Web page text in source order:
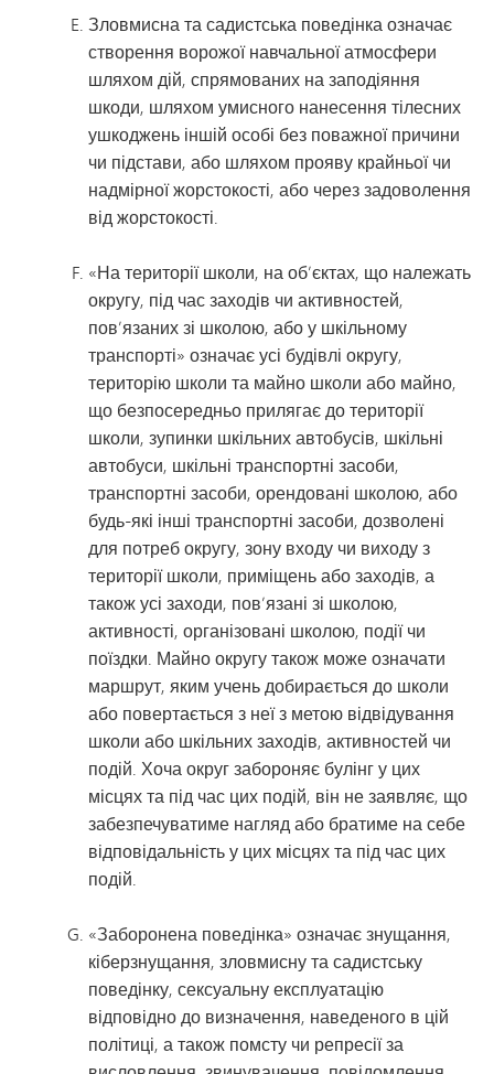
Зловмисна та садистська поведінка означає
створення ворожої навчальної атмосфери
шляхом дій, спрямованих на заподіяння
шкоди, шляхом умисного нанесення тілесних
ушкоджень іншій особі без поважної причини
чи підстави, або шляхом прояву крайньої чи
надмірної жорстокості, або через задоволення
від жорстокості.
«На території школи, на об’єктах, що належать
округу, під час заходів чи активностей,
пов’язаних зі школою, або у шкільному
транспорті» означає усі будівлі округу,
територію школи та майно школи або майно,
що безпосередньо прилягає до території
школи, зупинки шкільних автобусів, шкільні
автобуси, шкільні транспортні засоби,
транспортні засоби, орендовані школою, або
будь-які інші транспортні засоби, дозволені
для потреб округу, зону входу чи виходу з
території школи, приміщень або заходів, а
також усі заходи, пов’язані зі школою,
активності, організовані школою, події чи
поїздки. Майно округу також може означати
маршрут, яким учень добирається до школи
або повертається з неї з метою відвідування
школи або шкільних заходів, активностей чи
подій. Хоча округ забороняє булінг у цих
місцях та під час цих подій, він не заявляє, що
забезпечуватиме нагляд або братиме на себе
відповідальність у цих місцях та під час цих
подій.
«Заборонена поведінка» означає знущання,
кіберзнущання, зловмисну та садистську
поведінку, сексуальну експлуатацію
відповідно до визначення, наведеного в цій
політиці, а також помсту чи репресії за